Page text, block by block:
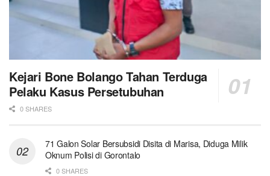
Kejari Bone Bolango Tahan Terduga
Pelaku Kasus Persetubuhan
0 SHARES
71 Galon Solar Bersubsidi Disita di Marisa, Diduga Milik
Oknum Polisi di Gorontalo
0 SHARES